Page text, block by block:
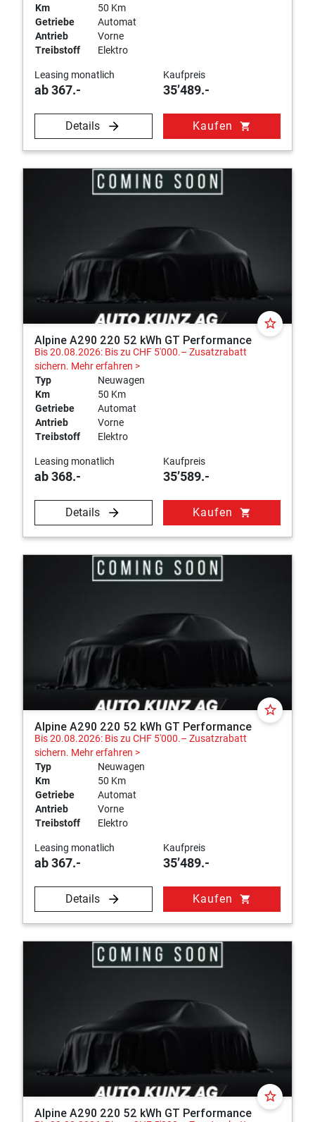
Km
50 Km
Getriebe
Automat
Antrieb
Vorne
Treibstoff
Elektro
Leasing monatlich
ab 367.-
Kaufpreis
35’489.-
Details Kaufen shopping_cart
star_border
Alpine A290 220 52 kWh GT Performance
Bis 20.08.2026: Bis zu CHF 5'000.– Zusatzrabatt
sichern. Mehr erfahren >
Typ
Neuwagen
Km
50 Km
Getriebe
Automat
Antrieb
Vorne
Treibstoff
Elektro
Leasing monatlich
ab 368.-
Kaufpreis
35’589.-
Details Kaufen shopping_cart
star_border
Alpine A290 220 52 kWh GT Performance
Bis 20.08.2026: Bis zu CHF 5'000.– Zusatzrabatt
sichern. Mehr erfahren >
Typ
Neuwagen
Km
50 Km
Getriebe
Automat
Antrieb
Vorne
Treibstoff
Elektro
Leasing monatlich
ab 367.-
Kaufpreis
35’489.-
Details Kaufen shopping_cart
star_border
Alpine A290 220 52 kWh GT Performance